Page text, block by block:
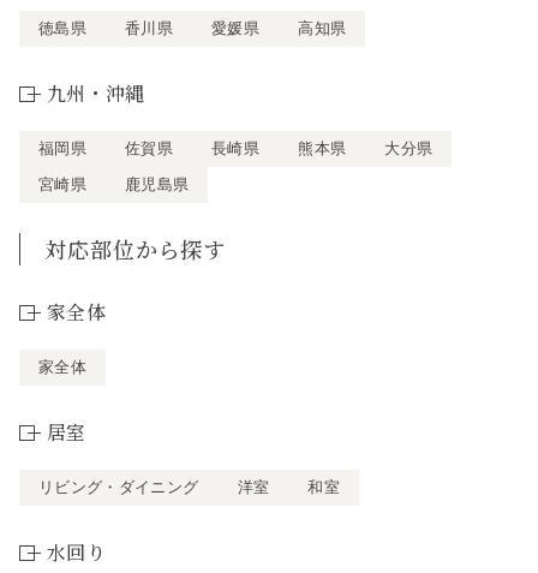
徳島県 香川県 愛媛県 高知県
九州・沖縄
福岡県 佐賀県 長崎県 熊本県
大分県
宮崎県
鹿児島県
対応部位から探す
家全体
家全体
居室
リビング・ダイニング 洋室 和室
水回り